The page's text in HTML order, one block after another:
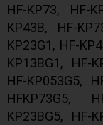
HF-KP73, HF-
KP43B, HF-
KP23G1, HF-
KP13BG1, HF-
HF-KP053G5,
HFKP73G5,
KP23BG5, HF-